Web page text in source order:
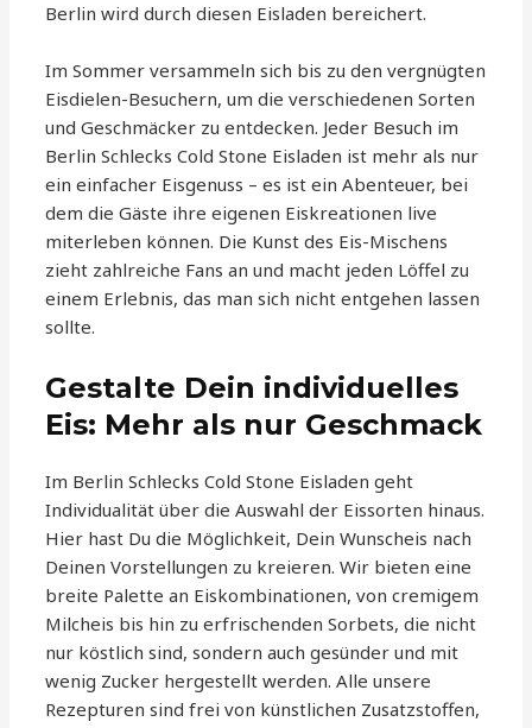
Berlin wird durch diesen Eisladen bereichert.
Im Sommer versammeln sich bis zu den vergnügten
Eisdielen-Besuchern, um die verschiedenen Sorten
und Geschmäcker zu entdecken. Jeder Besuch im
Berlin Schlecks Cold Stone Eisladen ist mehr als nur
ein einfacher Eisgenuss – es ist ein Abenteuer, bei
dem die Gäste ihre eigenen Eiskreationen live
miterleben können. Die Kunst des Eis-Mischens
zieht zahlreiche Fans an und macht jeden Löffel zu
einem Erlebnis, das man sich nicht entgehen lassen
sollte.
Gestalte Dein individuelles
Eis: Mehr als nur Geschmack
Im Berlin Schlecks Cold Stone Eisladen geht
Individualität über die Auswahl der Eissorten hinaus.
Hier hast Du die Möglichkeit, Dein Wunscheis nach
Deinen Vorstellungen zu kreieren. Wir bieten eine
breite Palette an Eiskombinationen, von cremigem
Milcheis bis hin zu erfrischenden Sorbets, die nicht
nur köstlich sind, sondern auch gesünder und mit
wenig Zucker hergestellt werden. Alle unsere
Rezepturen sind frei von künstlichen Zusatzstoffen,